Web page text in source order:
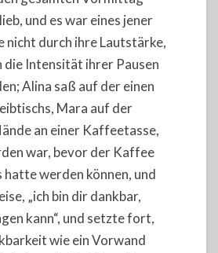
und es war eines jener
nicht durch ihre Lautstärke,
die Intensität ihrer Pausen
Alina saß auf der einen
Mara auf der
an einer Kaffeetasse,
war, bevor der Kaffee
hatte werden können, und
„ich bin dir dankbar,
kann“, und setzte fort,
wie ein Vorwand